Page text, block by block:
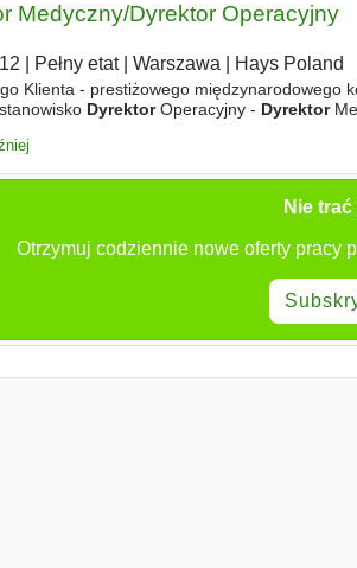
Medyczny/Dyrektor Operacyjny
Pełny etat| Warszawa Hays Poland
Klienta - prestiżowego międzynarodowego
DyrektorOperacyjny - Dyrektor
Nie
Otrzymuj codziennie nowe oferty pracy